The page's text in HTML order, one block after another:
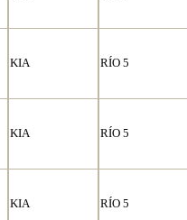
KIA RÍO 5
KIA RÍO 5
KIA RÍO 5